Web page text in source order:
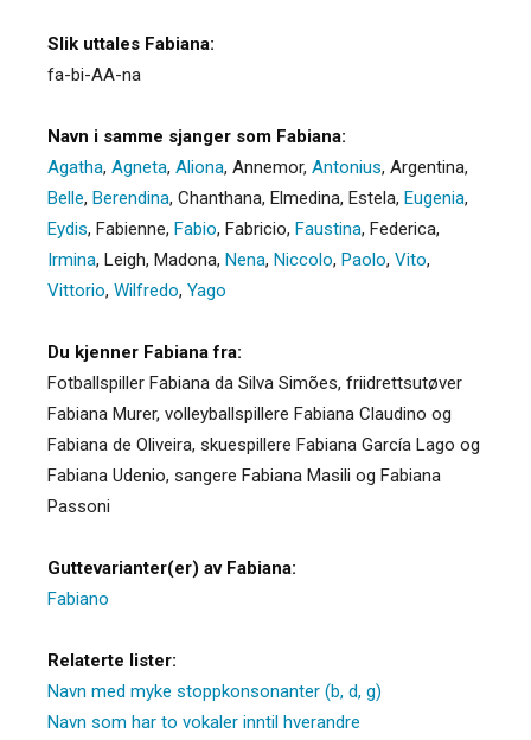
Slik uttales Fabiana:
fa-bi-AA-na
Navn i samme sjanger som Fabiana:
Agatha, Agneta, Aliona, Annemor, Antonius, Argentina,
Belle, Berendina, Chanthana, Elmedina, Estela, Eugenia,
Eydis, Fabienne, Fabio, Fabricio, Faustina, Federica,
Irmina, Leigh, Madona, Nena, Niccolo, Paolo, Vito,
Vittorio, Wilfredo, Yago
Du kjenner Fabiana fra:
Fotballspiller Fabiana da Silva Simões, friidrettsutøver
Fabiana Murer, volleyballspillere Fabiana Claudino og
Fabiana de Oliveira, skuespillere Fabiana García Lago og
Fabiana Udenio, sangere Fabiana Masili og Fabiana
Passoni
Guttevarianter(er) av Fabiana:
Fabiano
Relaterte lister:
Navn med myke stoppkonsonanter (b, d, g)
Navn som har to vokaler inntil hverandre